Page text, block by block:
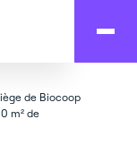
de Biocoop
m² de